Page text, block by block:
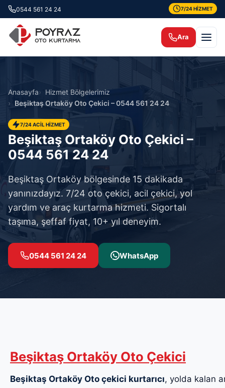
0544 561 24 24 7/24 HİZMET
Ara
Anasayfa
Hizmet Bölgelerimiz
Beşiktaş Ortaköy Oto Çekici – 0544 561 24 24
7/24 ACİL HİZMET
Beşiktaş Ortaköy Oto Çekici –
0544 561 24 24
Beşiktaş Ortaköy bölgesinde 15 dakikada
yanınızdayız. 7/24 oto çekici, acil çekici, yol
yardım ve araç kurtarma hizmeti. Sigortalı
taşıma, şeffaf fiyat, 10+ yıl deneyim.
0544 561 24 24 WhatsApp
Beşiktaş Ortaköy Oto Çekici
Beşiktaş Ortaköy Oto çekici kurtarıcı, yolda kalan